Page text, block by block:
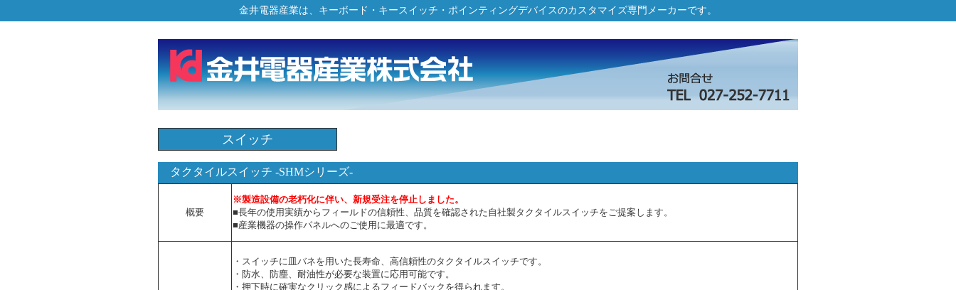
金井電器産業は、キーボード・キースイッチ・ポインティングデバイスのカスタマイズ専門メーカーです。
スイッチ
タクタイルスイッチ -SHMシリーズ-
概要
※製造設備の老朽化に伴い、新規受注を停止しました。
■長年の使用実績からフィールドの信頼性、品質を確認された自社製タクタイルスイッチをご提案します。
■産業機器の操作パネルへのご使用に最適です。
・スイッチに皿バネを用いた長寿命、高信頼性のタクタイルスイッチです。
・防水、防塵、耐油性が必要な装置に応用可能です。
・押下時に確実なクリック感によるフィードバックを得られます。